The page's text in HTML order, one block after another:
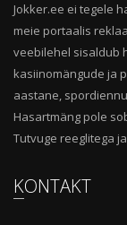
Jokker.ee ei tegele
meie portaalis
veebilehel sisaldub
kasiinomängude ja
aastane,
Hasartmäng pole
Tutvuge reeglitega
KONTAKT